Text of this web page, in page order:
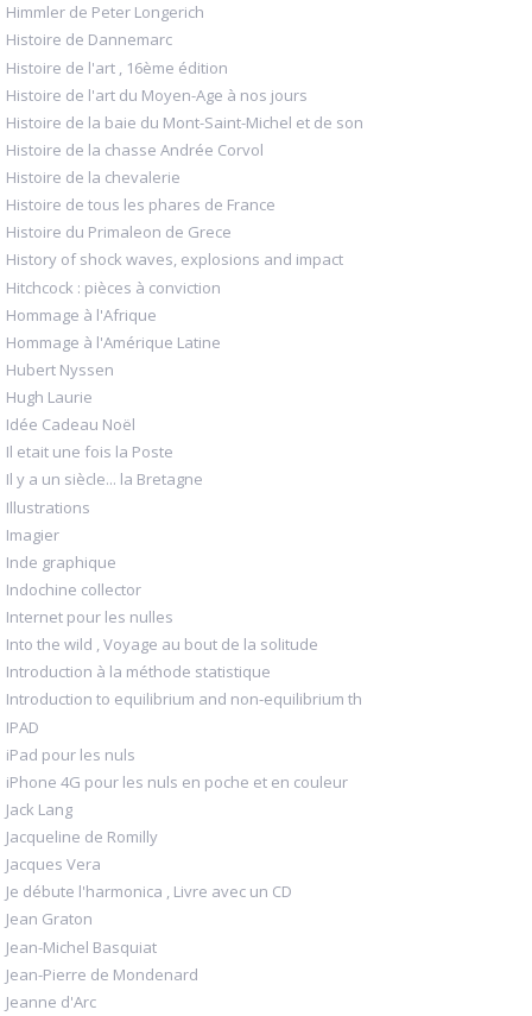
Himmler de Peter Longerich
Histoire de Dannemarc
Histoire de l'art , 16ème édition
Histoire de l'art du Moyen-Age à nos jours
Histoire de la baie du Mont-Saint-Michel et de son
Histoire de la chasse Andrée Corvol
Histoire de la chevalerie
Histoire de tous les phares de France
Histoire du Primaleon de Grece
History of shock waves, explosions and impact
Hitchcock : pièces à conviction
Hommage à l'Afrique
Hommage à l'Amérique Latine
Hubert Nyssen
Hugh Laurie
Idée Cadeau Noël
Il etait une fois la Poste
Il y a un siècle... la Bretagne
Illustrations
Imagier
Inde graphique
Indochine collector
Internet pour les nulles
Into the wild , Voyage au bout de la solitude
Introduction à la méthode statistique
Introduction to equilibrium and non-equilibrium th
IPAD
iPad pour les nuls
iPhone 4G pour les nuls en poche et en couleur
Jack Lang
Jacqueline de Romilly
Jacques Vera
Je débute l'harmonica , Livre avec un CD
Jean Graton
Jean-Michel Basquiat
Jean-Pierre de Mondenard
Jeanne d'Arc